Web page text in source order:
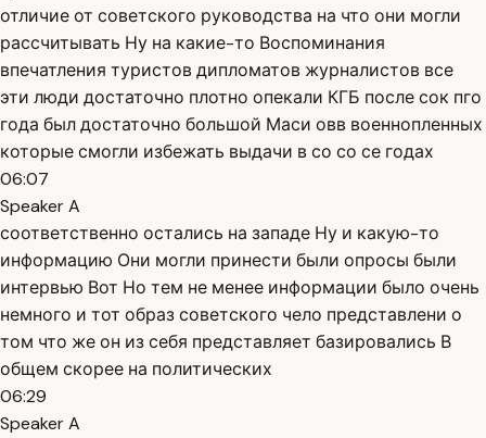
отличие от советского руководства на что они могли
рассчитывать Ну на какие-то Воспоминания
впечатления туристов дипломатов журналистов все
эти люди достаточно плотно опекали КГБ после сок пго
года был достаточно большой Маси овв военнопленных
которые смогли избежать выдачи в со со се годах
06:07
Speaker A
соответственно остались на западе Ну и какую-то
информацию Они могли принести были опросы были
интервью Вот Но тем не менее информации было очень
немного и тот образ советского чело представлени о
том что же он из себя представляет базировались В
общем скорее на политических
06:29
Speaker A